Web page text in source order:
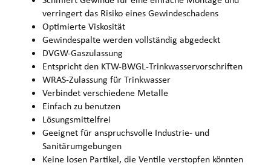
verringert das Risiko eines Gewindeschadens
Optimierte Viskosität
Gewindespalte werden vollständig abgedeckt
DVGW-Gaszulassung
Entspricht den KTW-BWGL-Trinkwasservorschriften
WRAS-Zulassung für Trinkwasser
Verbindet verschiedene Metalle
Einfach zu benutzen
Lösungsmittelfrei
Geeignet für anspruchsvolle Industrie- und
Sanitärumgebungen
Keine losen Partikel, die Ventile verstopfen könnten